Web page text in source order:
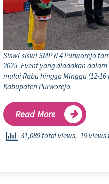
Siswi-siswi SMP N 4 Purworejo
2025. Event yang diadakan
mulai Rabu hingga Minggu (12-16
Kabupaten Purworejo.
Read More
31,089 total views, 19 views